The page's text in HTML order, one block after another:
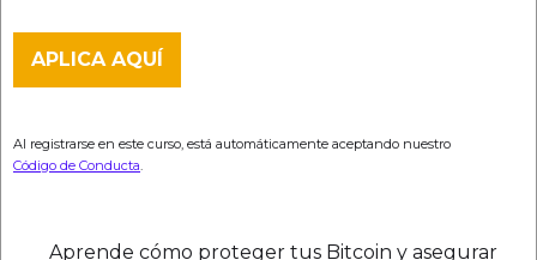
APLICA AQUÍ
Al registrarse en este curso, está automáticamente aceptando nuestro
Código de Conducta
Aprende cómo proteger tus Bitcoin y asegurar